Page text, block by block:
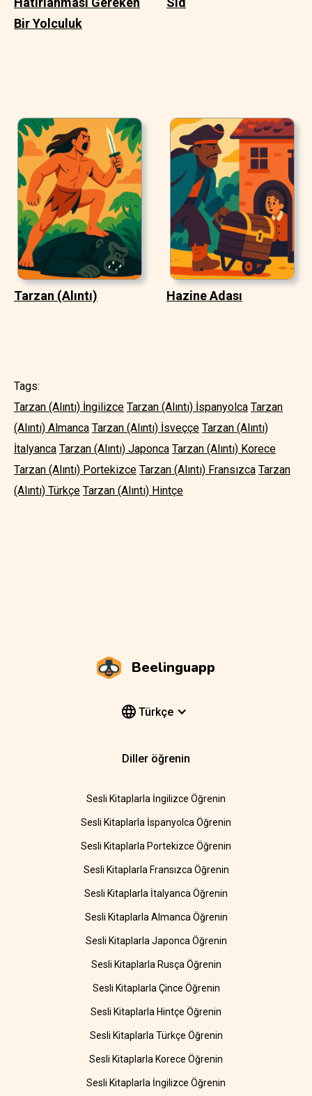
Bir Yolculuk
Tarzan (Alıntı) Hazine Adası
Tags:
Tarzan (Alıntı) İngilizce Tarzan (Alıntı) İspanyolca Tarzan
(Alıntı) Almanca Tarzan (Alıntı) İsveççe Tarzan (Alıntı)
İtalyanca Tarzan (Alıntı) Japonca Tarzan (Alıntı) Korece
Tarzan (Alıntı) Portekizce Tarzan (Alıntı) Fransızca Tarzan
(Alıntı) Türkçe Tarzan (Alıntı) Hintçe
Beelinguapp
Türkçe
Diller öğrenin
Sesli Kitaplarla İngilizce Öğrenin
Sesli Kitaplarla İspanyolca Öğrenin
Sesli Kitaplarla Portekizce Öğrenin
Sesli Kitaplarla Fransızca Öğrenin
Sesli Kitaplarla İtalyanca Öğrenin
Sesli Kitaplarla Almanca Öğrenin
Sesli Kitaplarla Japonca Öğrenin
Sesli Kitaplarla Rusça Öğrenin
Sesli Kitaplarla Çince Öğrenin
Sesli Kitaplarla Hintçe Öğrenin
Sesli Kitaplarla Türkçe Öğrenin
Sesli Kitaplarla Korece Öğrenin
Sesli Kitaplarla İngilizce Öğrenin